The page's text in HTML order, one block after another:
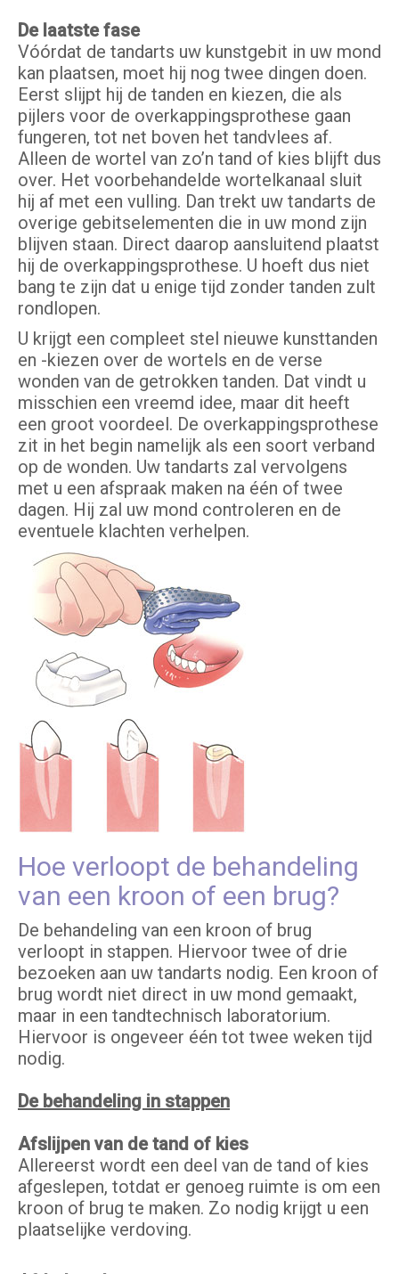
De laatste fase
Vóórdat de tandarts uw kunstgebit in uw mond
kan plaatsen, moet hij nog twee dingen doen.
Eerst slijpt hij de tanden en kiezen, die als
pijlers voor de overkappingsprothese gaan
fungeren, tot net boven het tandvlees af.
Alleen de wortel van zo’n tand of kies blijft dus
over. Het voorbehandelde wortelkanaal sluit
hij af met een vulling. Dan trekt uw tandarts de
overige gebitselementen die in uw mond zijn
blijven staan. Direct daarop aansluitend plaatst
hij de overkappingsprothese. U hoeft dus niet
bang te zijn dat u enige tijd zonder tanden zult
rondlopen.
U krijgt een compleet stel nieuwe kunsttanden
en -kiezen over de wortels en de verse
wonden van de getrokken tanden. Dat vindt u
misschien een vreemd idee, maar dit heeft
een groot voordeel. De overkappingsprothese
zit in het begin namelijk als een soort verband
op de wonden. Uw tandarts zal vervolgens
met u een afspraak maken na één of twee
dagen. Hij zal uw mond controleren en de
eventuele klachten verhelpen.
Hoe verloopt de behandeling
van een kroon of een brug?
De behandeling van een kroon of brug
verloopt in stappen. Hiervoor twee of drie
bezoeken aan uw tandarts nodig. Een kroon of
brug wordt niet direct in uw mond gemaakt,
maar in een tandtechnisch laboratorium.
Hiervoor is ongeveer één tot twee weken tijd
nodig.
De behandeling in stappen
Afslijpen van de tand of kies
Allereerst wordt een deel van de tand of kies
afgeslepen, totdat er genoeg ruimte is om een
kroon of brug te maken. Zo nodig krijgt u een
plaatselijke verdoving.